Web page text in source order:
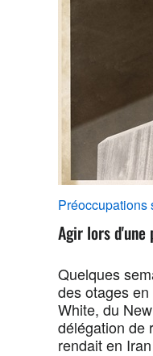
Préoccupations
Agir lors
Quelques
des otages
White, du
délégation de
rendait en